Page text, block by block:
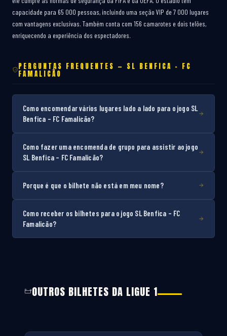
capacidade para 65 000 pessoas, incluindo uma seção VIP de 7 000 lugares
com vantagens exclusivas. Também conta com 156 camarotes e dois telões,
enriquecendo a experiência dos espectadores.
PERGUNTAS FREQUENTES — SL BENFICA – FC
FAMALICÃO
Como encomendar vários lugares lado a lado para o jogo SL
Benfica – FC Famalicão?
Como fazer uma encomenda de grupo para assistir ao jogo
SL Benfica – FC Famalicão?
Porque é que o bilhete não está em meu nome?
Como receber os bilhetes para o jogo SL Benfica – FC
Famalicão?
OUTROS BILHETES DA LIGUE 1